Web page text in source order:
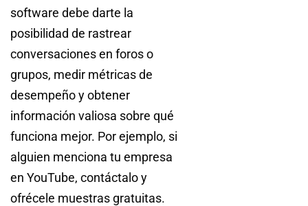
software debe darte la
posibilidad de rastrear
conversaciones en foros o
grupos, medir métricas de
desempeño y obtener
información valiosa sobre qué
funciona mejor. Por ejemplo, si
alguien menciona tu empresa
en YouTube, contáctalo y
ofrécele muestras gratuitas.